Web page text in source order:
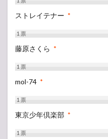
ストレイテナー *
1票
藤原さくら *
1票
mol-74 *
1票
東京少年倶楽部 *
1票